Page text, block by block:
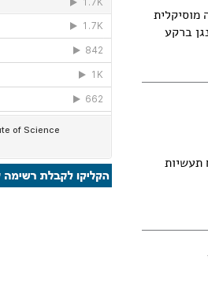
מוסיקלית
ברקע
תעשיות